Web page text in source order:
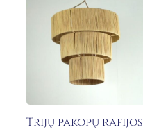
Trijų pakopų rafijos